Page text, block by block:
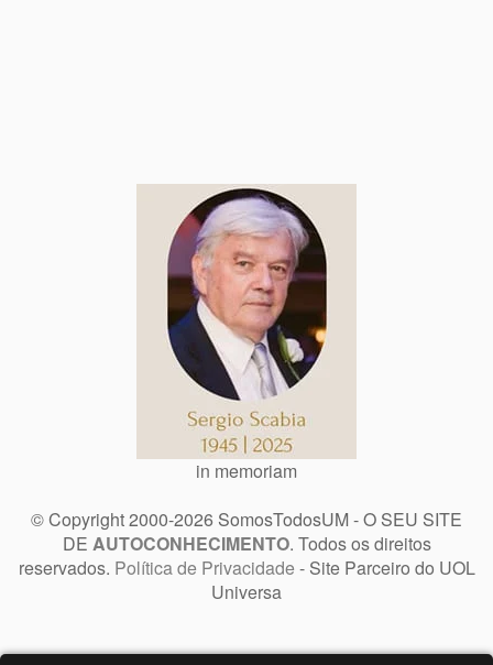
in memoriam
© Copyright 2000-2026 SomosTodosUM - O SEU SITE
DE AUTOCONHECIMENTO. Todos os direitos
reservados. Política de Privacidade - Site Parceiro do UOL
Universa